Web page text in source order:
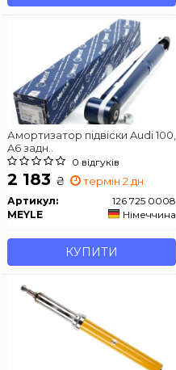
Амортизатор підвіски Audi 100,
A6 задн..
0 відгуків
2 183 ₴ термін 2 дн.
Артикул:
126 725 0008
MEYLE
Німеччина
КУПИТИ